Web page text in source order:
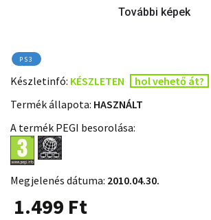
PS3
Készletinfó: KÉSZLETEN
hol vehető át?
Termék állapota: HASZNÁLT
A termék PEGI besorolása:
Megjelenés dátuma: 2010.04.30.
1.499 Ft